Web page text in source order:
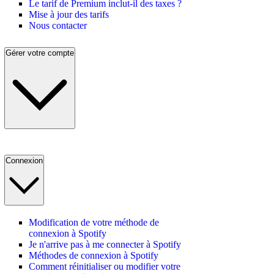
Le tarif de Premium inclut-il des taxes ?
Mise à jour des tarifs
Nous contacter
Gérer votre compte
Connexion
Modification de votre méthode de
connexion à Spotify
Je n'arrive pas à me connecter à Spotify
Méthodes de connexion à Spotify
Comment réinitialiser ou modifier votre